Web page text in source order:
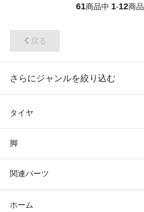
61商品中 1-12商品
戻る
さらにジャンルを絞り込む
タイヤ
脚
関連パーツ
ホーム